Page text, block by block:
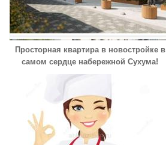
Просторная квартира в новостройке в
самом сердце набережной Сухума!